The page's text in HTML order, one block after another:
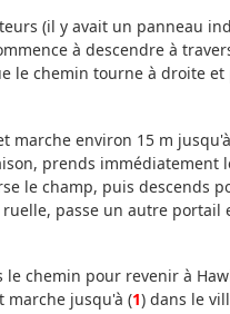
(il y avait un panneau
à descendre à
le chemin tourne à droite
marche environ 15 m
prends immédiatement
le champ, puis descends
passe un autre
le chemin pour revenir à
jusqu'à (1) dans le